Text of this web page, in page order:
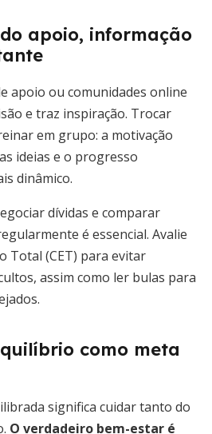
apoio, informação
apoio ou comunidades online
e traz inspiração. Trocar
em grupo: a motivação
ideias e o progresso
dinâmico.
dívidas e comparar
é essencial. Avalie
Total (CET) para evitar
assim como ler bulas para
como meta
significa cuidar tanto do
O verdadeiro bem-estar é